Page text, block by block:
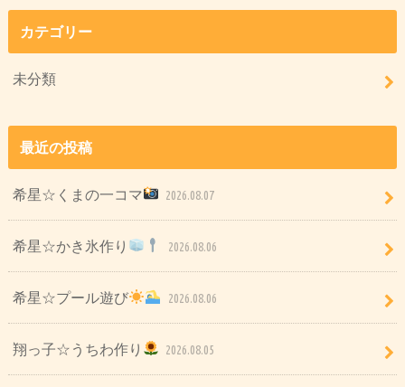
カテゴリー
未分類
最近の投稿
希星☆くまの一コマ 2026.08.07
希星☆かき氷作り 2026.08.06
希星☆プール遊び 2026.08.06
翔っ子☆うちわ作り 2026.08.05